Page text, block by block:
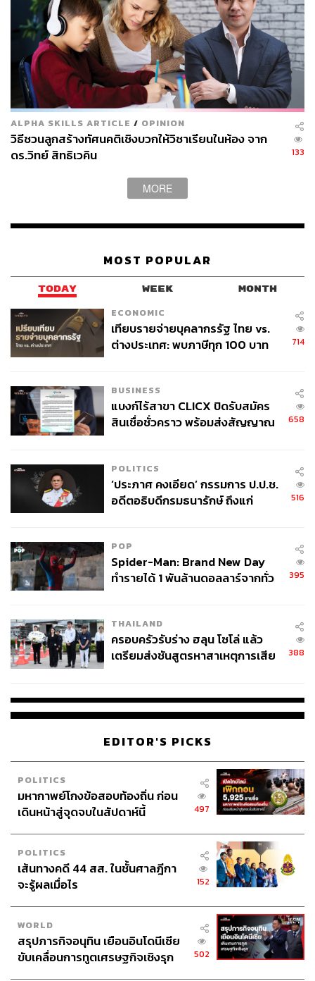
รายได้ในปีภาษีที่ยื่นลดหย่อน
นอกจากนี้ พ่อแม่หนึ่งคนจะสามารถลดหย่อนได้เพียงคนเดียว
เท่านั้น ไม่สามารถแบ่งกันใช้ได้ เช่น หากพี่ชายใช้สิทธิ์ลด
หย่อนให้พ่อแล้ว น้องสาวจะไม่สามารถใช้สิทธิ์ลดหย่อนให้
พ่อซ้ำได้อีก
เป็นคนใจบุญ ประหยัดภาษีได้แค่ไหน
สมมติว่า เราเป็นพนักงานเงินเดือนทั่วไปไม่มีรายได้เสริม มี
หักลดหย่อนส่วนตัว 60,000 บาท และ ลดหย่อนเบี้ยประกัน
การดูแลบุพการี
บริจาค: 20,000 บาท (สมมติว่าเป็นเงินบริจาควัดทั่วไป)
อุปการะพ่อแม่: 60,000 บาท (ดูแลทั้งพ่อและแม่)
ในฐานเงินเดือนที่ต่างกัน ผลลัพธ์การลดหย่อนภาษีก็ต่างกัน
ออกไป
เงินเดือน 20,000 บาท: เงินได้สุทธิยังอยู่ในขั้นยกเว้น
ภาษี (ไม่เกิน 150,000 บาท) แม้จะมีการลดหย่อนพิเศษ
ก็ไม่ได้ทำให้ประหยัดภาษีเพิ่มขึ้น
เงินเดือน 30,000 บาท: ฐานภาษีอยู่ที่ 5% การลดหย่อน
ทำให้ไม่ต้องเสียภาษีเลย
เงินเดือน 50,000 บาท: ฐานภาษีอยู่ที่ 10% การลดหย่อน
พิเศษช่วยลดเงินได้สุทธิลงมาช่วยประหยัดภาษีได้ถึง
เงินเดือน 100,000 บาท: ฐานภาษีอยู่ที่ 25% การลด
หย่อนพิเศษช่วยลดเงินได้สุทธิลงมาอยู่ในฐานภาษีที่ต่ำ
การบริจาคที่สามารถลดหย่อนภาษีได้ จึงเป็นโอกาสที่ดี
สำหรับทุกคนที่ต้องการทำความดีและช่วยพัฒนาสังคมไป
พร้อมๆ กับการวางแผนภาษีอย่างชาญฉลาด แต่อย่าลืมตรวจ
สอบข้อมูลและหลักฐานให้ครบถ้วนก่อนยื่นภาษี เพื่อให้การ
ทำบุญของเราเป็นไปอย่างราบรื่นและได้ประโยชน์สูงสุด
ภาพ:B4LLS/Getty Images
อ้างอิง:
https://www.rd.go.th/59674.html
TAGS: บริจาคเงิน การศึกษา ภาษี
การเงิน
การลดหย่อนภาษี
การทำบุญ
ALPHA SKILLS ARTICLE / OPINION
วิธีชวนลูกสร้างทัศนคติเชิงบวกให้วิชาเรียนในห้อง จาก
ดร.วิทย์ สิทธิเวคิน
133
MORE
MOST POPULAR
TODAY WEEK MONTH
ECONOMIC
เทียบรายจ่ายบุคลากรรัฐ ไทย vs.
ต่างประเทศ: พบภาษีทุก 100 บาท
714
BUSINESS
แบงก์ไร้สาขา CLICX ปิดรับสมัคร
สินเชื่อชั่วคราว พร้อมส่งสัญญาณ
658
POLITICS
‘ประภาศ คงเอียด’ กรรมการ ป.ป.ช.
อดีตอธิบดีกรมธนารักษ์ ถึงแก่
516
POP
Spider-Man: Brand New Day
ทำรายได้ 1 พันล้านดอลลาร์จากทั่ว
395
THAILAND
ครอบครัวรับร่าง ฮลุน โซโล่ แล้ว
เตรียมส่งชันสูตรหาสาเหตุการเสีย
388
EDITOR'S PICKS
POLITICS
มหากาพย์โกงข้อสอบท้องถิ่น ก่อน
เดินหน้าสู่จุดจบในสัปดาห์นี้
497
POLITICS
เส้นทางคดี 44 สส. ในชั้นศาลฎีกา
จะรู้ผลเมื่อไร
152
WORLD
สรุปภารกิจอนุทิน เยือนอินโดนีเซีย
ขับเคลื่อนการทูตเศรษฐกิจเชิงรุก
502